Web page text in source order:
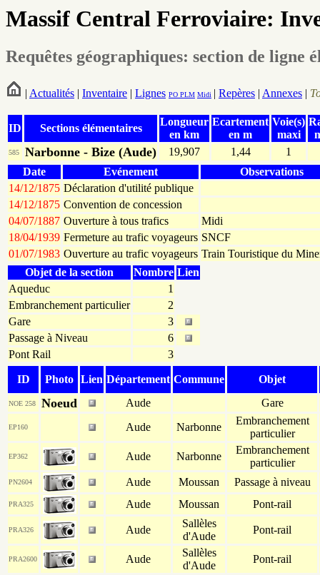
Massif Central Ferroviaire:
Requêtes géographiques: section de ligne
| Actualités | Inventaire | Lignes PO PLM Midi | Repères | Annexes |
ID Sections élémentaires
Longueur
en km
Ecartement
en m
Voie(s)
maxi
585 Narbonne - Bize (Aude) 19,907 1,44
1
Date
Evénement
Observations
14/12/1875 Déclaration d'utilité publique
14/12/1875 Convention de concession
04/07/1887 Ouverture à tous trafics
Midi
18/04/1939 Fermeture au trafic voyageurs SNCF
01/07/1983 Ouverture au trafic voyageurs Train Touristique du
Objet de la section
Nombre Lien
Aqueduc
1
Embranchement particulier
2
Gare
3
Passage à Niveau
6
Pont Rail
3
ID Photo Lien Département Commune Objet
NOE 258 Noeud Aude Gare
EP160 Aude Narbonne
Embranchement
particulier
EP362 Aude Narbonne
Embranchement
particulier
PN2604 Aude Moussan Passage à niveau
PRA325 Aude Moussan Pont-rail
PRA326 Aude
Sallèles
d'Aude
Pont-rail
PRA2600 Aude
Sallèles
d'Aude
Pont-rail